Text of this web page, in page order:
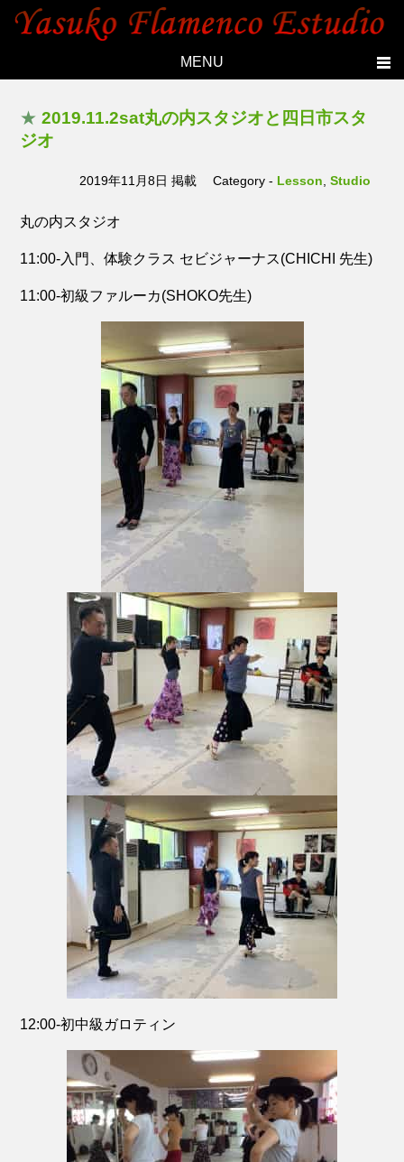
MENU
Topics
Lesson
Live
Members
★ 2019.11.2sat丸の内スタジオと四日市スタ
ジオ
2019年11月8日 掲載 Category - Lesson ,Studio
丸の内スタジオ
11:00-入門、体験クラス セビジャーナス(CHICHI 先生)
11:00-初級ファルーカ(SHOKO先生)
12:00-初中級ガロティン